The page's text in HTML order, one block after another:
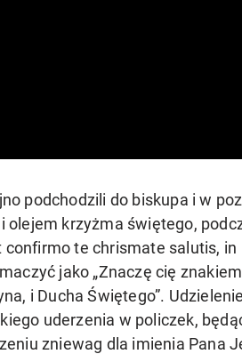
podchodzili do biskupa i w
olejem krzyżma świętego,
confirmo te chrismate salutis, in
jako „Znaczę cię znakiem
i Ducha Świętego”. Udzielenie
uderzenia w policzek,
zniewag dla imienia Pana